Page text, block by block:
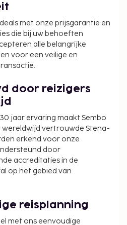
met onze prijsgarantie en
die bij uw behoeften
alle belangrijke
voor een veilige en
door reizigers
jaar ervaring maakt Sembo
wereldwijd vertrouwde Stena-
erkend voor onze
door
accreditaties in de
op het gebied van
reisplanning
met ons eenvoudige